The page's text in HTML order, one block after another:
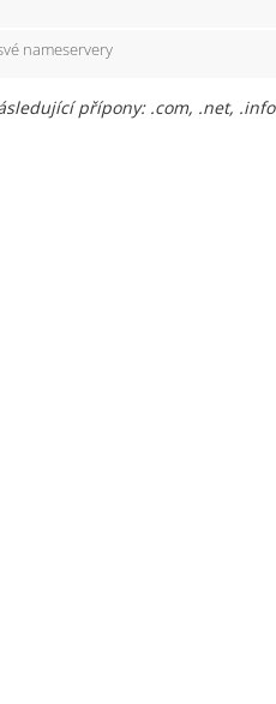
nameservery
přípony: .com, .net, .info